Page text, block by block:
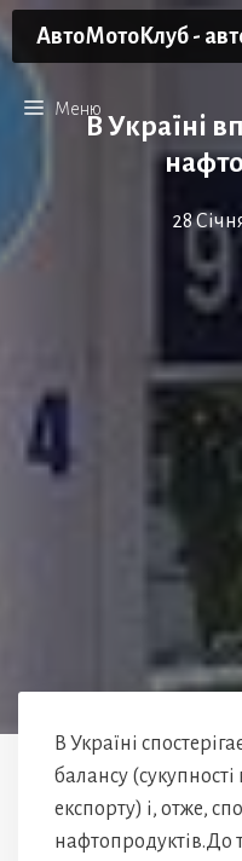
Перейти
до
вмісту
АвтоМотоКлуб -
Меню
В Україні
28
В Україні
балансу
експорту) і, отже,
нафтопродуктів.До